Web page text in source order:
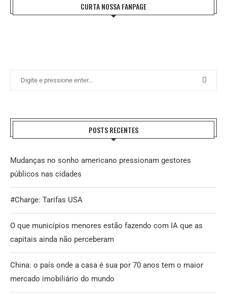
CURTA NOSSA FANPAGE
POSTS RECENTES
Mudanças no sonho americano pressionam gestores
públicos nas cidades
#Charge: Tarifas USA
O que municípios menores estão fazendo com IA que as
capitais ainda não perceberam
China: o país onde a casa é sua por 70 anos tem o maior
mercado imobiliário do mundo